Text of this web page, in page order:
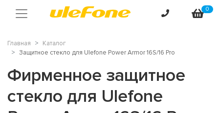
0
Главная
Каталог
Защитное стекло для Ulefone Power Armor 16S/16 Pro
Фирменное защитное
стекло для Ulefone